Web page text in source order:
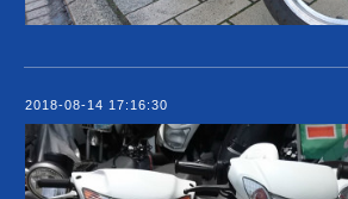
2018-08-14 17:16:30